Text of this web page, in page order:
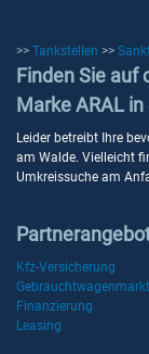
>> Tankstellen >>
Finden Sie auf
Marke ARAL
Leider betreibt Ihre
am Walde. Vielleicht
Umkreissuche am
Kfz-Versicherung
Gebrauchtwagenmarkt
Finanzierung
Leasing